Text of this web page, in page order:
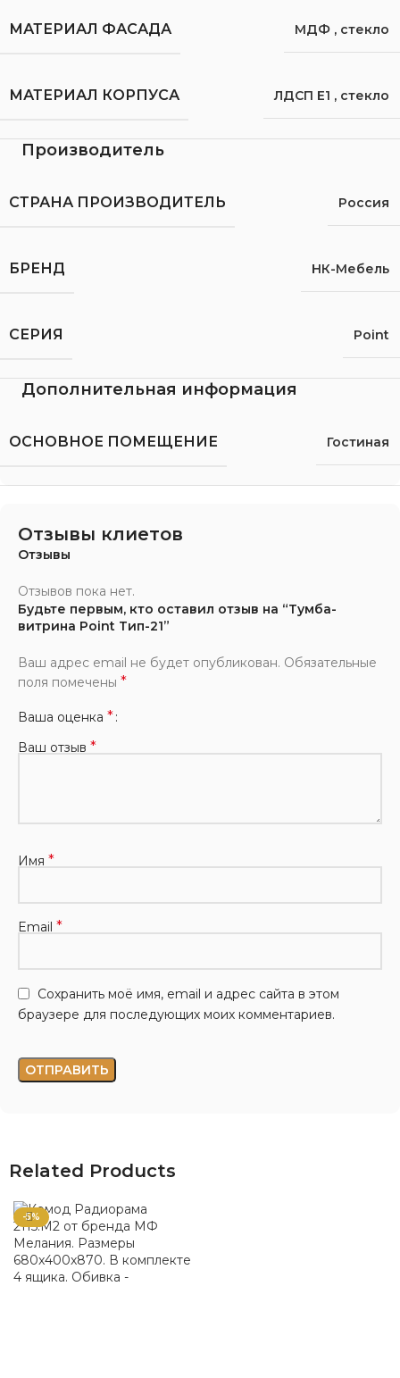
МАТЕРИАЛ ФАСАДА МДФ , стекло
МАТЕРИАЛ КОРПУСА ЛДСП Е1 , стекло
Производитель
СТРАНА ПРОИЗВОДИТЕЛЬ Россия
БРЕНД НК-Мебель
СЕРИЯ Point
Дополнительная информация
ОСНОВНОЕ ПОМЕЩЕНИЕ Гостиная
Отзывы клиетов
Отзывы
Отзывов пока нет.
Будьте первым, кто оставил отзыв на “Тумба-
витрина Point Тип-21”
Ваш адрес email не будет опубликован. Обязательные
поля помечены *
Ваша оценка *
Ваш отзыв *
Имя *
Email *
Сохранить моё имя, email и адрес сайта в этом
браузере для последующих моих комментариев.
Related Products
-5%